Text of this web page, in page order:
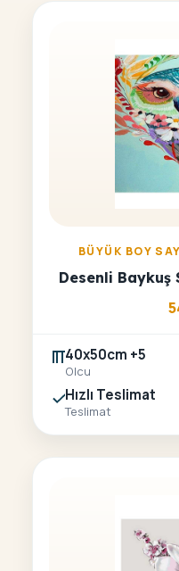
BÜYÜK BOY
Desenli Baykuş
40x50cm +5
Olcu
Hızlı Teslimat
Teslimat